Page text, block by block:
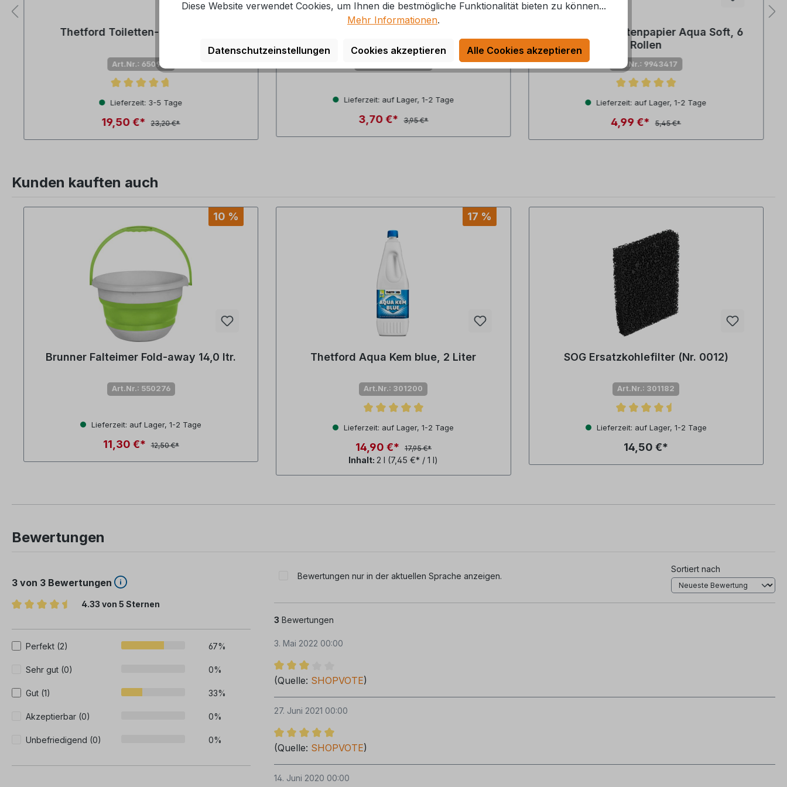
Thetford Toiletten-Hygiene Set
Art.Nr.: 650999
Durchschnittliche Bewertung von 4.6 von 5 Sternen
Lieferzeit: 3-5 Tage
19,50 €* 23,20 €*
Rollen
Lieferzeit: auf Lager, 1-2 Tage
3,70 €* 3,95 €*
Thetford Toilettenpapier Aqua Soft, 6
Rollen
Art.Nr.: 9943417
Durchschnittliche Bewertung von 4.8 von 5 Sternen
Lieferzeit: auf Lager, 1-2 Tage
4,99 €* 5,45 €*
Kunden kauften auch
10 %
Brunner Falteimer Fold-away 14,0 ltr.
Art.Nr.: 550276
Lieferzeit: auf Lager, 1-2 Tage
11,30 €* 12,50 €*
17 %
Thetford Aqua Kem blue, 2 Liter
Art.Nr.: 301200
Durchschnittliche Bewertung von 4.9 von 5 Sternen
Lieferzeit: auf Lager, 1-2 Tage
Inhalt: 2 l (7,45 €* / 1 l)
14,90 €* 17,95 €*
SOG Ersatzkohlefilter (Nr. 0012)
Art.Nr.: 301182
Durchschnittliche Bewertung von 4.5 von 5 Sternen
Lieferzeit: auf Lager, 1-2 Tage
14,50 €*
Bewertungen
3 von 3 Bewertungen
4.33 von 5 Sternen
Perfekt (2) 67%
Sehr gut (0) 0%
Gut (1) 33%
Akzeptierbar (0) 0%
Unbefriedigend (0) 0%
Bewertungen nur in der aktuellen Sprache anzeigen.
Sortiert nach
3 Bewertungen
3. Mai 2022 00:00
Bewertung mit 3 von 5 Sternen
(Quelle: SHOPVOTE)
27. Juni 2021 00:00
Bewertung mit 5 von 5 Sternen
(Quelle: SHOPVOTE)
14. Juni 2020 00:00
Diese Website verwendet Cookies, um Ihnen die bestmögliche Funktionalität bieten zu können...
Mehr Informationen.
Datenschutzeinstellungen Cookies akzeptieren Alle Cookies akzeptieren